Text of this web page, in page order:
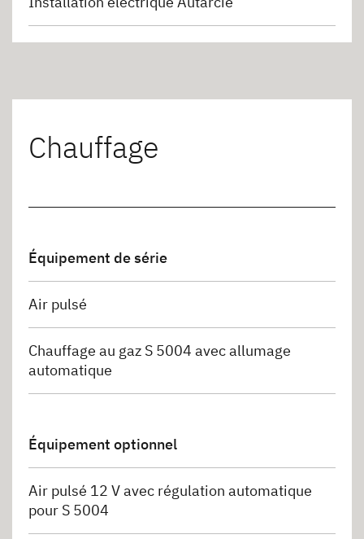
Chauffage
Équipement de série
Air pulsé
Chauffage au gaz S 5004 avec allumage
automatique
Équipement optionnel
Air pulsé 12 V avec régulation automatique
pour S 5004